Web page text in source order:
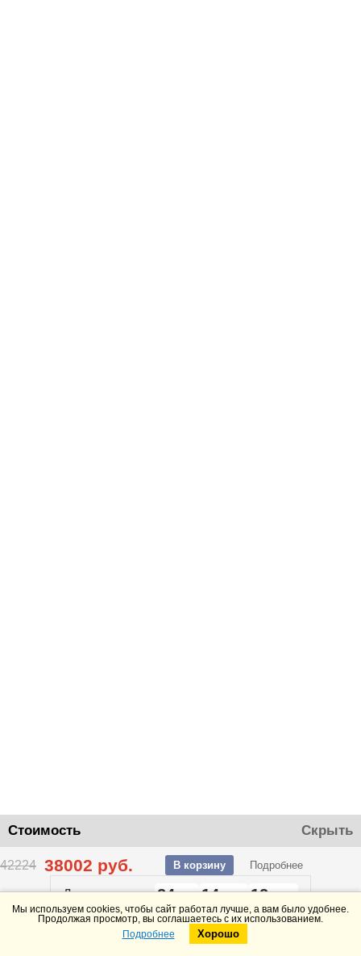
Стоимость Скрыть
42224 38002 руб. В корзину Подробнее
До конца акции24 14 12
Telegram
Мы используем cookies, чтобы сайт работал лучше, а вам было удобнее.
Продолжая просмотр, вы соглашаетесь с их использованием.
Подробнее
Хорошо